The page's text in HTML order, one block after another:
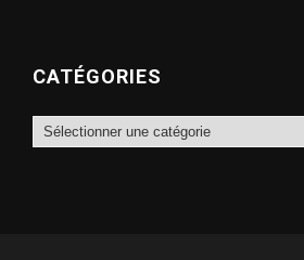
CATÉGORIES
Catégories